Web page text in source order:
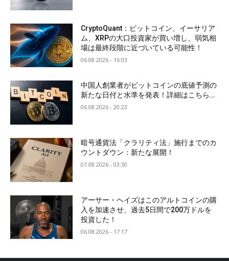
CryptoQuant：ビットコイン、イーサリア
ム、XRPの大口投資家が買い増し、弱気相
場は最終段階に近づいている可能性！
06.08.2026 - 16:03
中国人創業者がビットコインの底値予測の
新たな日付と水準を発表！詳細はこちら…
06.08.2026 - 20:23
暗号通貨法「クラリティ法」施行までのカ
ウントダウン：新たな展開！
07.08.2026 - 03:30
アーサー・ヘイズはこのアルトコインの購
入を加速させ、過去5日間で200万ドルを
投資した！
06.08.2026 - 17:17